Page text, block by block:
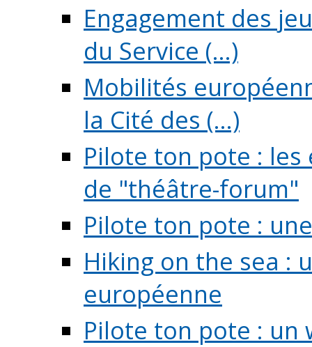
Engagement des
du Service (...)
Mobilités
la Cité des (...)
Pilote ton pote :
de "théâtre-forum"
Pilote ton pote :
Hiking on the sea :
européenne
Pilote ton pote : un